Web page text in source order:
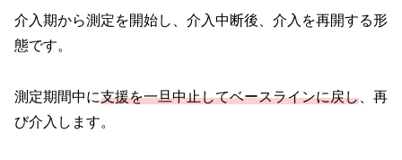
介入期から測定を開始し、介入中断後、介入を再開する形
態です。
測定期間中に支援を一旦中止してベースラインに戻し 、再
び介入します。